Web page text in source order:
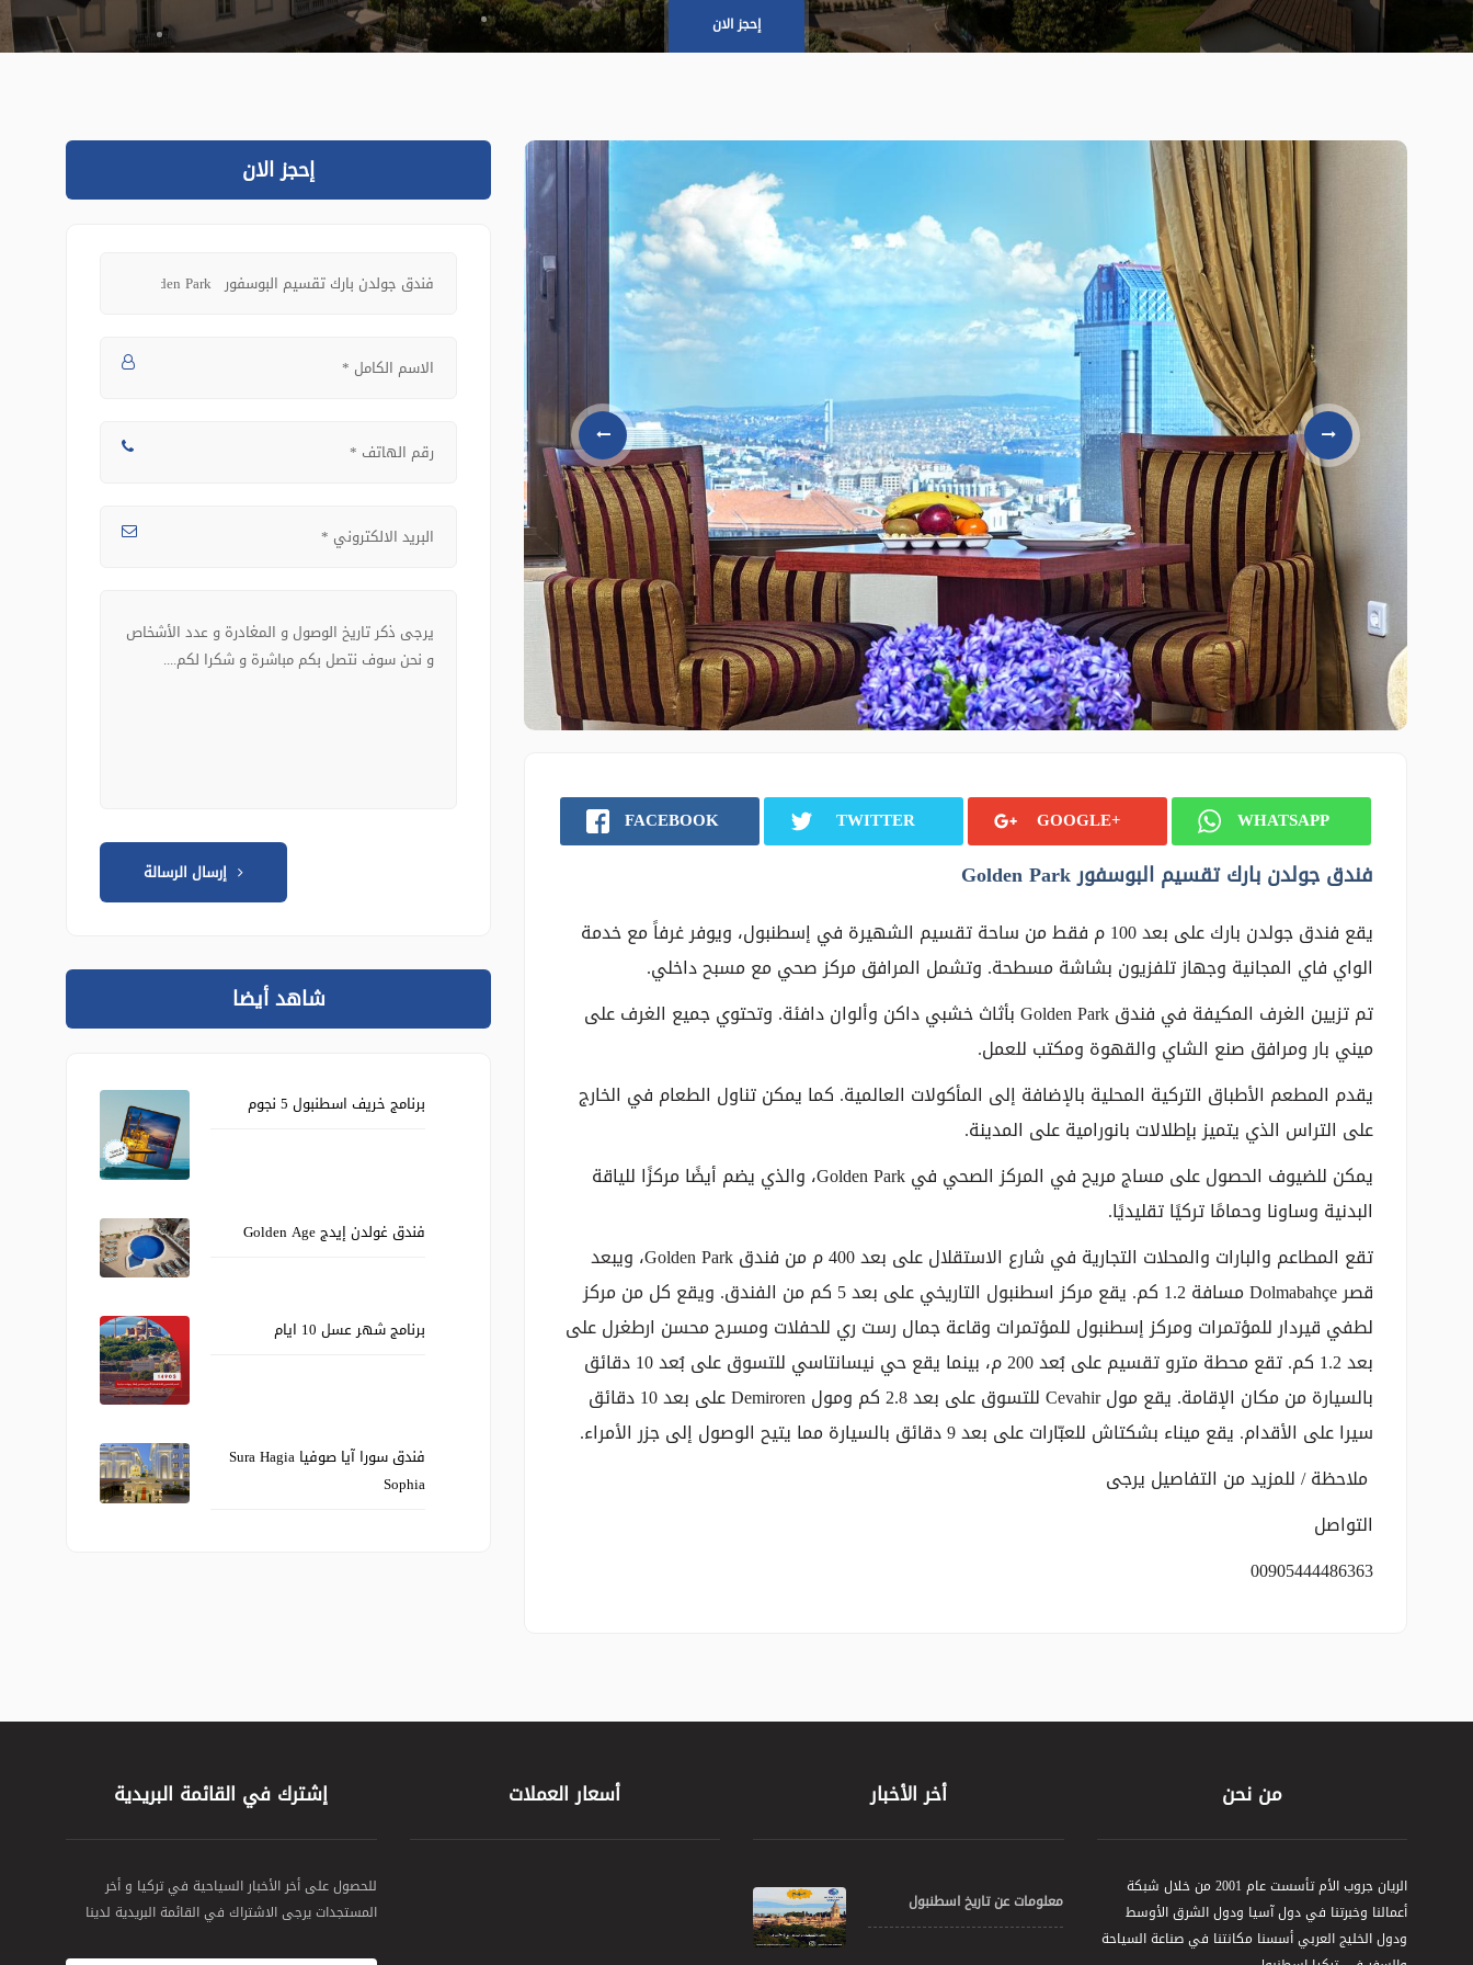
إحجز الان
FACEBOOK TWITTER GOOGLE+ WHATSAPP
فندق جولدن بارك تقسيم البوسفور Golden Park
يقع فندق جولدن بارك على بعد 100 م فقط من ساحة تقسيم الشهيرة في إسطنبول، ويوفر غرفاً مع خدمة
الواي فاي المجانية وجهاز تلفزيون بشاشة مسطحة. وتشمل المرافق مركز صحي مع مسبح داخلي.
تم تزيين الغرف المكيفة في فندق Golden Park بأثاث خشبي داكن وألوان دافئة. وتحتوي جميع الغرف على
ميني بار ومرافق صنع الشاي والقهوة ومكتب للعمل.
يقدم المطعم الأطباق التركية المحلية بالإضافة إلى المأكولات العالمية. كما يمكن تناول الطعام في الخارج
على التراس الذي يتميز بإطلالات بانورامية على المدينة.
يمكن للضيوف الحصول على مساج مريح في المركز الصحي في Golden Park، والذي يضم أيضًا مركزًا للياقة
البدنية وساونا وحمامًا تركيًا تقليديًا.
تقع المطاعم والبارات والمحلات التجارية في شارع الاستقلال على بعد 400 م من فندق Golden Park، ويبعد
قصر Dolmabahçe مسافة 1.2 كم. يقع مركز اسطنبول التاريخي على بعد 5 كم من الفندق. ويقع كل من مركز
لطفي قيردار للمؤتمرات ومركز إسطنبول للمؤتمرات وقاعة جمال رست ري للحفلات ومسرح محسن ارطغرل على
بعد 1.2 كم. تقع محطة مترو تقسيم على بُعد 200 م، بينما يقع حي نيسانتاسي للتسوق على بُعد 10 دقائق
بالسيارة من مكان الإقامة. يقع مول Cevahir للتسوق على بعد 2.8 كم ومول Demiroren على بعد 10 دقائق
سيرا على الأقدام. يقع ميناء بشكتاش للعبّارات على بعد 9 دقائق بالسيارة مما يتيح الوصول إلى جزر الأمراء.
ملاحظة / للمزيد من التفاصيل يرجى
التواصل
00905444486363
إحجز الان
إرسال الرسالة
شاهد أيضا
برنامج خريف اسطنبول 5 نجوم
فندق غولدن إيدج Golden Age
برنامج شهر عسل 10 ايام
فندق سورا آيا صوفيا Sura Hagia
Sophia
من نحن
الريان جروب الأم تأسست عام 2001 من خلال شبكة
أعمالنا وخبرتنا في دول آسيا ودول الشرق الأوسط
ودول الخليج العربي أسسنا مكانتنا في صناعة السياحة
أخر الأخبار
معلومات عن تاريخ اسطنبول
أسعار العملات إشترك في القائمة البريدية
للحصول على أخر الأخبار السياحية في تركيا و أخر
المستجدات يرجى الاشتراك في القائمة البريدية لدينا